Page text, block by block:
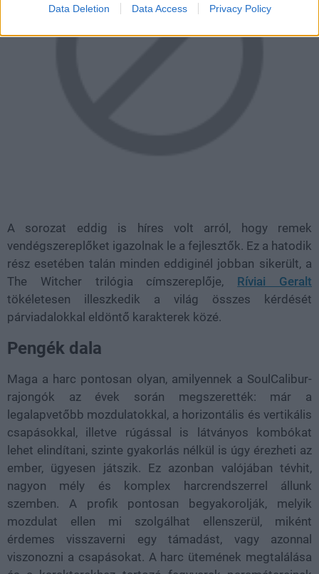
Data Deletion Data Access Privacy Policy
A sorozat eddig is híres volt arról, hogy remek
vendégszereplőket igazolnak le a fejlesztők. Ez a hatodik
rész esetében talán minden eddiginél jobban sikerült, a
The Witcher trilógia címszereplője, Ríviai Geralt
tökéletesen illeszkedik a világ összes kérdését
párviadalokkal eldöntő karakterek közé.
Pengék dala
Maga a harc pontosan olyan, amilyennek a SoulCalibur-
rajongók az évek során megszerették: már a
legalapvetőbb mozdulatokkal, a horizontális és vertikális
csapásokkal, illetve rúgással is látványos kombókat
lehet elindítani, szinte gyakorlás nélkül is úgy érezheti az
ember, ügyesen játszik. Ez azonban valójában tévhit,
nagyon mély és komplex harcrendszerrel állunk
szemben. A profik pontosan begyakorolják, melyik
mozdulat ellen mi szolgálhat ellenszerül, miként
érdemes visszaverni egy támadást, vagy azonnal
viszonozni a csapásokat. A harc ütemének megtalálása